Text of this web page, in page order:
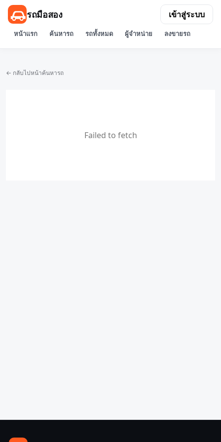
รถมือสอง
หน้าแรก ค้นหารถ รถทั้งหมด ผู้จำหน่าย ลงขายรถ
เข้าสู่ระบบ
← กลับไปหน้าค้นหารถ
Failed to fetch